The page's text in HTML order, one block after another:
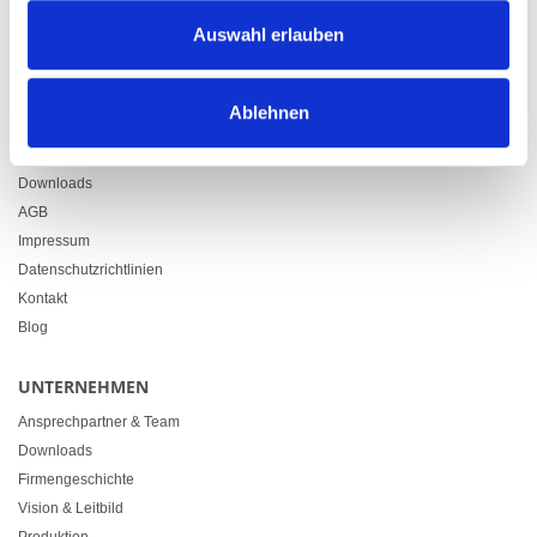
Auswahl erlauben
Ablehnen
Zürcherstrasse 37
LINKS
Downloads
AGB
Impressum
Datenschutzrichtlinien
Kontakt
Blog
UNTERNEHMEN
Ansprechpartner & Team
Downloads
Firmengeschichte
Vision & Leitbild